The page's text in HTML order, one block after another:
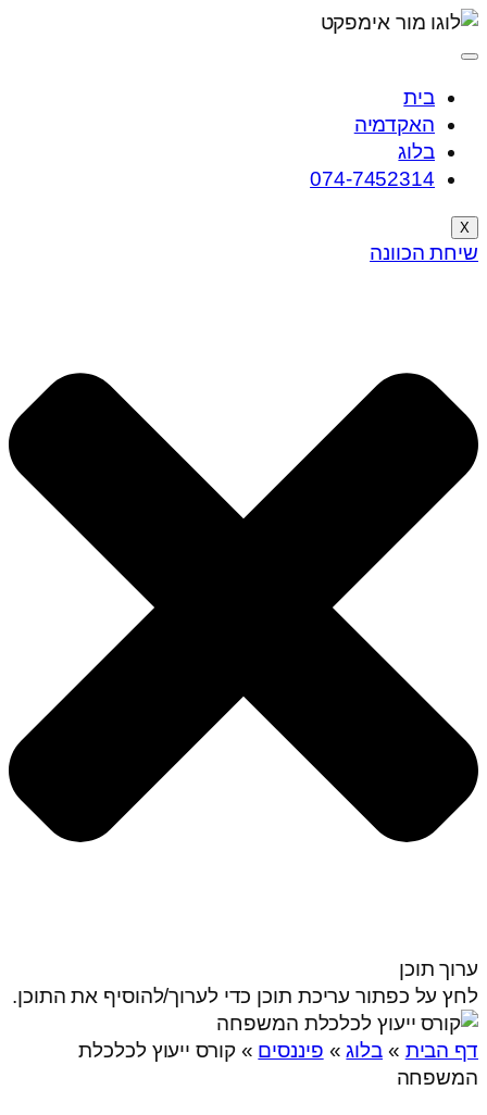
בית
האקדמיה
בלוג
074-7452314
X
שיחת הכוונה
ערוך תוכן
לחץ על כפתור עריכת תוכן כדי לערוך/להוסיף את התוכן.
דף הבית »בלוג» פיננסים »קורס ייעוץ לכלכלת
המשפחה